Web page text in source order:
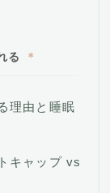
る
理由と睡眠
キャップ vs